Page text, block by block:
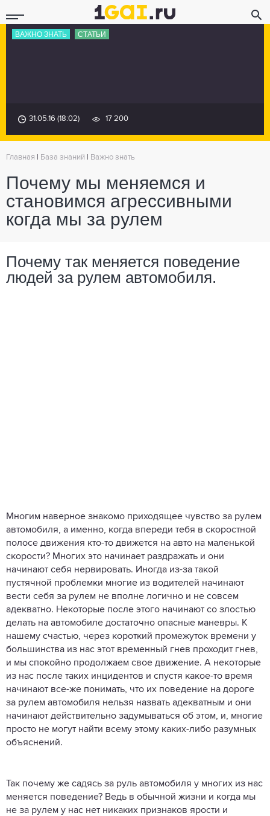
ВАЖНО ЗНАТЬ СТАТЬИ
31.05.16 (18:02) 17 200
Главная База знаний Важно знать
Почему мы меняемся и
становимся агрессивными
когда мы за рулем
Почему так меняется поведение
людей за рулем автомобиля.
Многим наверное знакомо приходящее чувство за рулем
автомобиля, а именно, когда впереди тебя в скоростной
полосе движения кто-то движется на авто на маленькой
скорости? Многих это начинает раздражать и они
начинают себя нервировать. Иногда из-за такой
пустячной проблемки многие из водителей начинают
вести себя за рулем не вполне логично и не совсем
адекватно. Некоторые после этого начинают со злостью
делать на автомобиле достаточно опасные маневры. К
нашему счастью, через короткий промежуток времени у
большинства из нас этот временный гнев проходит гнев,
и мы спокойно продолжаем свое движение. А некоторые
из нас после таких инцидентов и спустя какое-то время
начинают все-же понимать, что их поведение на дороге
за рулем автомобиля нельзя назвать адекватным и они
начинают действительно задумываться об этом, и, многие
просто не могут найти всему этому каких-либо разумных
объяснений.
Так почему же садясь за руль автомобиля у многих из нас
меняется поведение? Ведь в обычной жизни и когда мы
не за рулем у нас нет никаких признаков ярости и